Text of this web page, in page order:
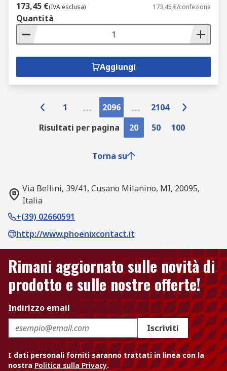
173,45 €(IVA esclusa) 173,45 €/confezione
Quantità
Aggiungi
1 2096
2104
Risultati per pagina
20 50 100
Torna su
Via Bellini, 39/41, Cusano Milanino, MI, 20095,
Italia
+(39) 02660591
http://www.phoenixcontact.it
Rimani aggiornato sulle novità di
prodotto e sulle nostre offerte!
Indirizzo email
Iscriviti
I dati personali forniti saranno trattati in linea con la
nostra Politica sulla Privacy.